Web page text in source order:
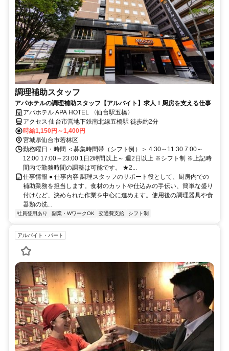
調理補助スタッフ
アパホテルの調理補助スタッフ【アルバイト】求人！厨房を支える仕事
アパホテル APA HOTEL 〈仙台駅五橋〉
アクセス 仙台市営地下鉄南北線五橋駅 徒歩約2分
時給1,150円～1,400円
宮城県仙台市若林区
勤務曜日・時間 ＜募集時間帯（シフト例）＞ 4:30～11:30 7:00～
12:00 17:00～23:00 1日2時間以上～ 週2日以上 ※シフト制 ※上記時
間内で勤務時間の調整は可能です。 ★2...
仕事情報 ● 仕事内容 調理スタッフのサポート役として、厨房内での
補助業務を担当します。食材のカットや仕込みの手伝い、簡単な盛り
付けなど、決められた作業を中心に進めます。使用後の調理器具や食
器類の洗...
社員登用あり 副業・WワークOK 交通費支給 シフト制
アルバイト・パート